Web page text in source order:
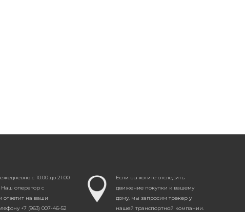
с 10:00 до 21:00
Наш оператор с
ответит на ваши
+7 (963) 007-46-52
Если вы хотите отследить
движение покупки к вашему
дому, мы запросим трекер у
нашей транспортной компании.